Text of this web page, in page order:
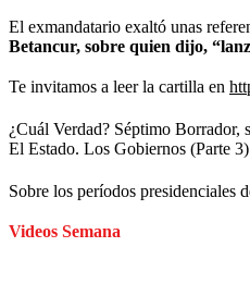
El exmandatario exaltó unas
Betancur, sobre quien dijo,
Te invitamos a leer la cartilla en
¿Cuál Verdad? Séptimo Borrador,
El Estado. Los Gobiernos (Parte 3)
Sobre los períodos
Videos Semana